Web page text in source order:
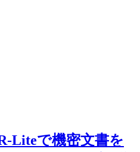
Liteで機密文書を